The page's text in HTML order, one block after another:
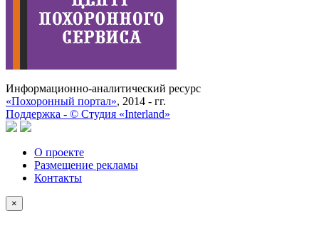
Информационно-аналитический ресурс
«Похоронный портал», 2014 - гг.
Поддержка - © Cтудия «Interland»
О проекте
Размещение рекламы
Контакты
×